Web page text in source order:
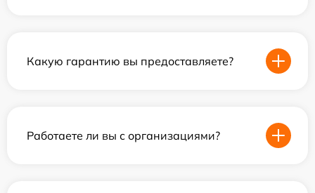
Какую гарантию вы предоставляете?
Работаете ли вы с организациями?